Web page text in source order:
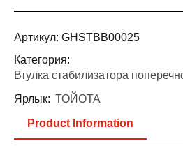
Артикул: GHSTBB00025
Категория:
Втулка стабилизатора
Ярлык: ТОЙОТА
Product Information